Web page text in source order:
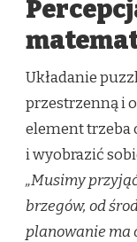
Układanie
przestrzenną i
element trzeba
i wyobrazić
„Musimy
brzegów, od
planowanie ma